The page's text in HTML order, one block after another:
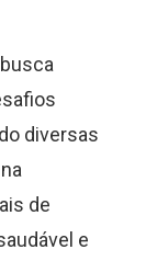
diversas
de
e